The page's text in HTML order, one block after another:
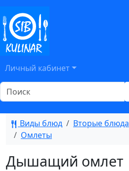
Личный кабинет
Виды блюд Вторые блюда
Омлеты
Дышащий омлет